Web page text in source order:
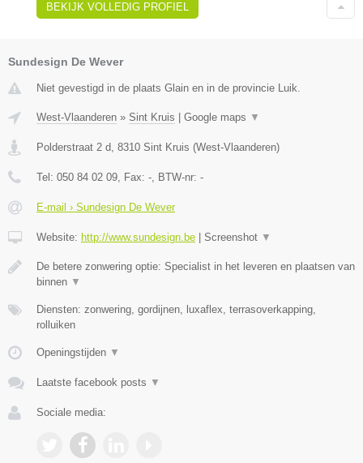
BEKIJK VOLLEDIG PROFIEL
Sundesign De Wever
Niet gevestigd in de plaats Glain en in de provincie Luik.
West-Vlaanderen » Sint Kruis Google maps ▼
Polderstraat 2 d, 8310 Sint Kruis (West-Vlaanderen)
Tel: 050 84 02 09, Fax: -, BTW-nr: -
E-mail › Sundesign De Wever
Website: http://www.sundesign.be Screenshot ▼
De betere zonwering optie: Specialist in het leveren en plaatsen van
binnen ▼
Diensten: zonwering, gordijnen, luxaflex, terrasoverkapping,
rolluiken
Openingstijden ▼
Laatste facebook posts ▼
Sociale media: